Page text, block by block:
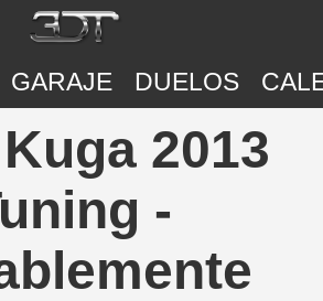
GARAJE DUELOS
2013
-